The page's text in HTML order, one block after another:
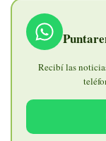
Recibí las